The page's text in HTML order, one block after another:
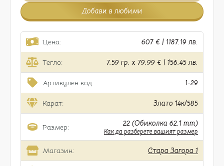
Добави в любими
Цена: 607 € | 1187.19 лв.
Тегло: 7.59 гр. x 79.99 € | 156.45 лв.
Артикулен код: 1-29
Карат: Злато 14к/585
Размер: 22 (Обиколка 62.1 mm)
Как да разберете вашият размер
Магазин: Стара Загора 1